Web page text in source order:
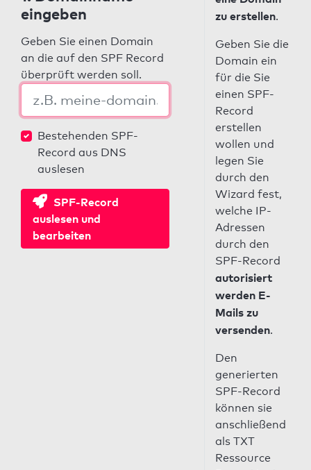
eingeben
Geben Sie einen Domain
an die auf den SPF Record
überprüft werden soll.
Bestehenden SPF-
Record aus DNS
auslesen
SPF-Record
auslesen und
bearbeiten
zu erstellen.
Geben Sie die
Domain ein
für die Sie
einen SPF-
Record
erstellen
wollen und
legen Sie
durch den
Wizard fest,
welche IP-
Adressen
durch den
SPF-Record
autorisiert
werden E-
Mails zu
versenden.
Den
generierten
SPF-Record
können sie
anschließend
als TXT
Ressource